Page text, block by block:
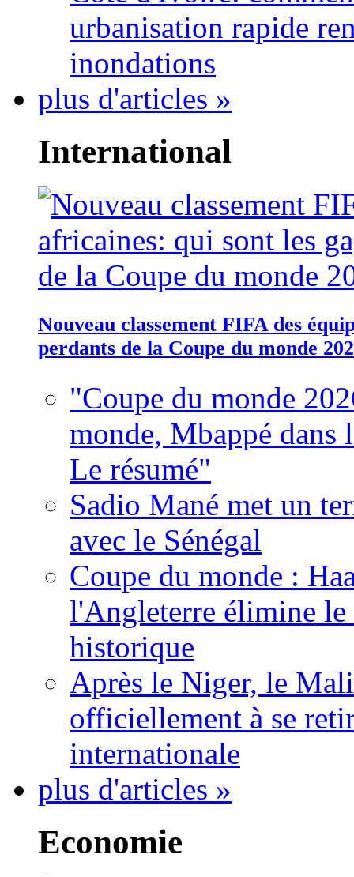
urbanisation rapide
inondations
plus d'articles »
International
Nouveau classement FIFA des
perdants de la Coupe du monde
"Coupe du monde
monde, Mbappé dans
Le résumé"
Sadio Mané met un
avec le Sénégal
Coupe du monde :
l'Angleterre élimine
historique
Après le Niger, le
officiellement à se
internationale
plus d'articles »
Economie